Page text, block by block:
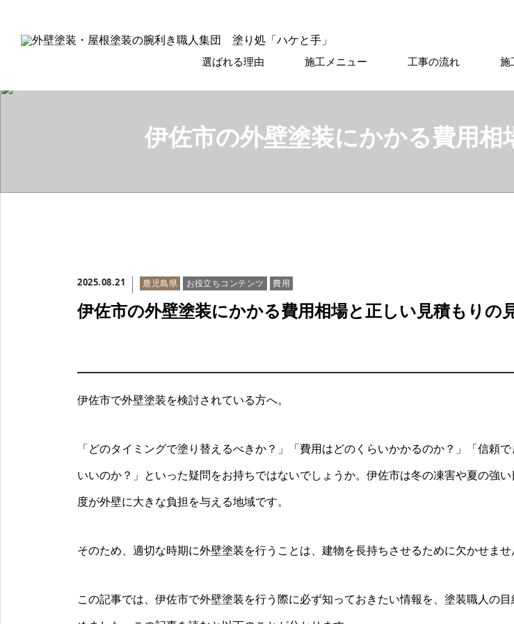
選ばれる理由 施工メニュー 工事の流れ 施
伊佐市の外壁塗装にかかる費用
2025.08.21 鹿児島県 お役立ちコンテンツ 費用
伊佐市の外壁塗装にかかる費用相場と正しい見積もりの
伊佐市で外壁塗装を検討されている方へ。
「どのタイミングで塗り替えるべきか？」「費用はどのくらいかかるのか？」「信頼
いいのか？」といった疑問をお持ちではないでしょうか。伊佐市は冬の凍害や夏の強
度が外壁に大きな負担を与える地域です。
そのため、適切な時期に外壁塗装を行うことは、建物を長持ちさせるために欠かせませ
この記事では、伊佐市で外壁塗装を行う際に必ず知っておきたい情報を、塗装職人の